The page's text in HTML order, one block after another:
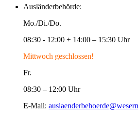
Ausländerbehörde:
Mo./Di./Do.
08:30 - 12:00 + 14:00 – 15:30 Uhr
Mittwoch geschlossen!
Fr.
08:30 – 12:00 Uhr
E-Mail: